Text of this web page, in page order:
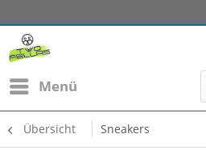
Menü
Übersicht Sneakers